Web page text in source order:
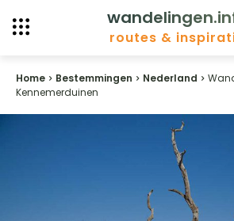
routes &
Home Bestemmingen Nederland
Kennemerduinen